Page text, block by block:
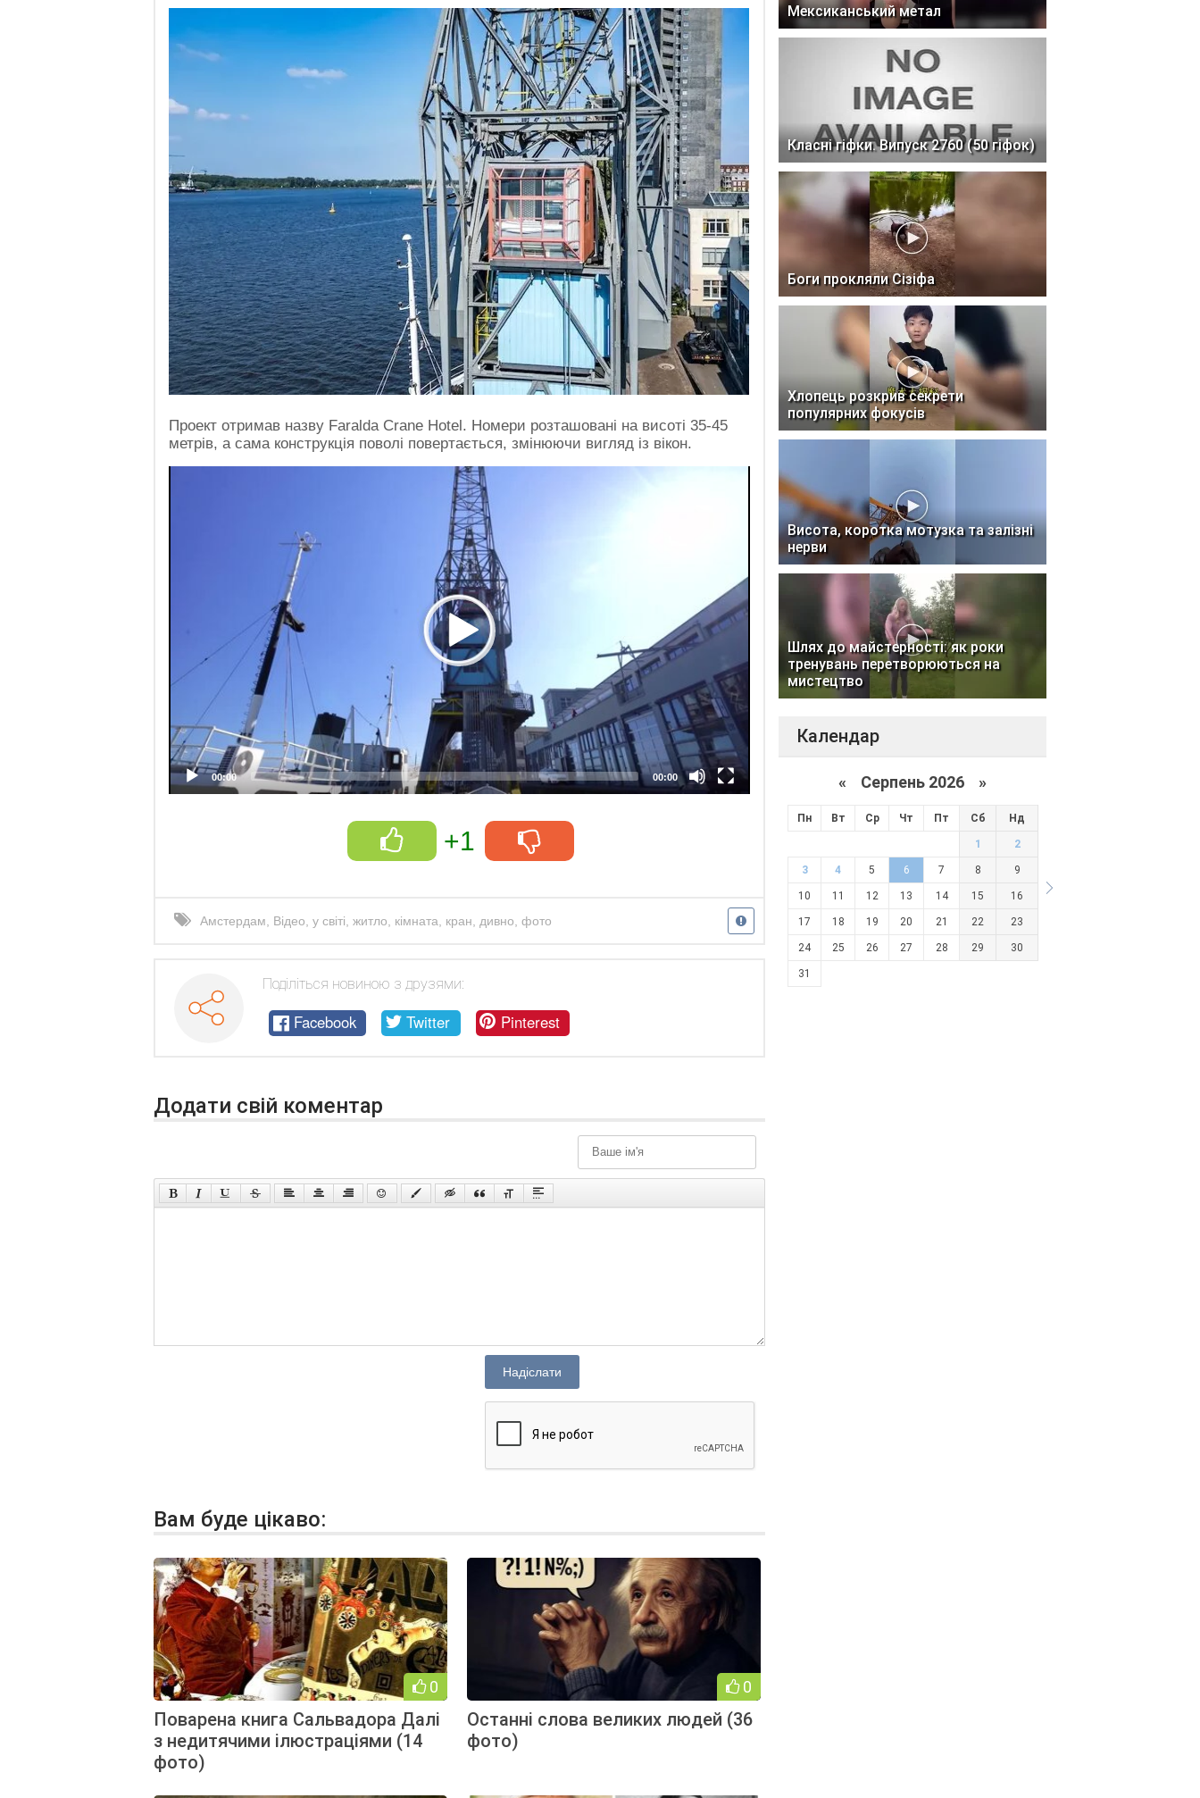
Проект отримав назву Faralda Crane Hotel. Номери розташовані на висоті 35-45
метрів, а сама конструкція поволі повертається, змінюючи вигляд із вікон.
00:00 00:00
+1
Амстердам Відео у світі житло кімната кран дивно фото
Поділіться новиною з друзями:
Facebook Twitter Pinterest
Додати свій коментар
Надіслати
Вам буде цікаво:
0
Поварена книга Сальвадора Далі
з недитячими ілюстраціями (14
фото)
0
Останні слова великих людей (36
фото)
Мексиканський метал
Класні гіфки. Випуск 2760 (50 гіфок)
Боги прокляли Сізіфа
Хлопець розкрив секрети
популярних фокусів
Висота, коротка мотузка та залізні
нерви
Шлях до майстерності: як роки
тренувань перетворюються на
мистецтво
Календар
« Серпень 2026 »
Пн Вт Ср Чт Пт Сб Нд
1 2
3 4 5 6 7 8 9
10 11 12 13 14 15 16
17 18 19 20 21 22 23
24 25 26 27 28 29 30
31